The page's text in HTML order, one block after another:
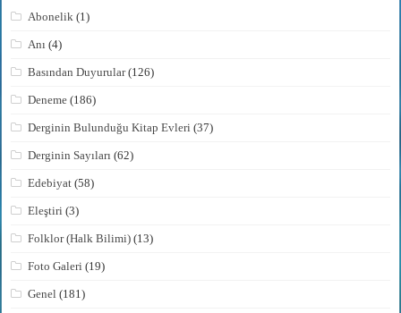
Abonelik (1)
Anı (4)
Basından Duyurular(126)
Deneme (186)
Derginin Bulunduğu Kitap Evleri (37)
Derginin Sayıları (62)
Edebiyat (58)
Eleştiri (3)
Folklor (Halk Bilimi) (13)
Foto Galeri (19)
Genel (181)